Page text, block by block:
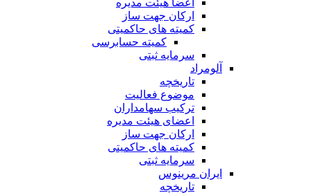
اعضا هیئت مدیره
ارکان جهت ساز
کمیته های حاکمیتی
کمیته حسابرسی
سرمایه ثبتی
آلومراد
تاریخچه
موضوع فعالیت
ترکیب سهامداران
اعضای هیئت مدیره
ارکان جهت ساز
کمیته های حاکمیتی
سرمایه ثبتی
ایران مرینوس
تاریخچه